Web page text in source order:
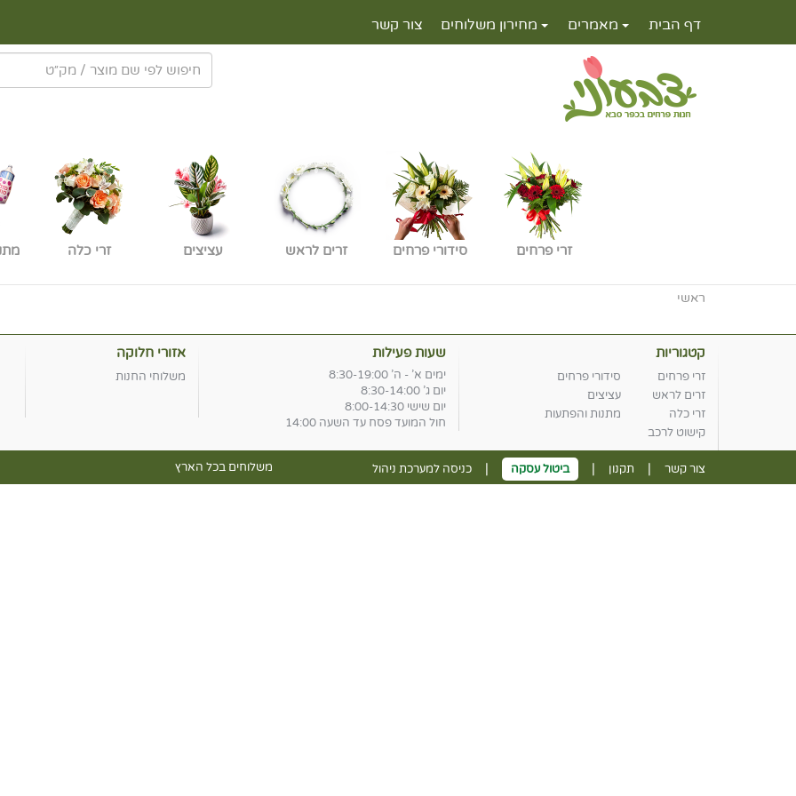
דף הבית מאמרים מחירון משלוחים צור קשר
זרי פרחים סידורי פרחים זרים לראש עציצים זרי כלה
ראשי
קטגוריות
זרי פרחים
סידורי פרחים
זרים לראש
עציצים
זרי כלה
מתנות והפתעות
קישוט לרכב
שעות פעילות
ימים א' - ה' 8:30-19:00
יום ג' 8:30-14:00
יום שישי 8:00-14:30
חול המועד פסח עד השעה 14:00
אזורי חלוקה
משלוחי החנות
צור קשר | תקנון | ביטול עסקה | כניסה למערכת ניהול משלוחים בכל הארץ